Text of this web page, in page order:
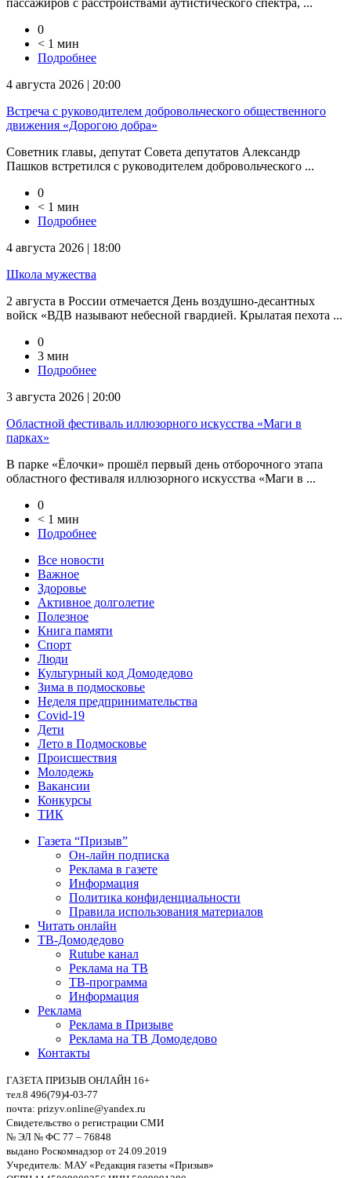
пассажиров с расстройствами аутистического спектра, ...
0
< 1 мин
Подробнее
4 августа 2026 | 20:00
Встреча с руководителем добровольческого общественного
движения «Дорогою добра»
Советник главы, депутат Совета депутатов Александр
Пашков встретился с руководителем добровольческого ...
0
< 1 мин
Подробнее
4 августа 2026 | 18:00
Школа мужества
2 августа в России отмечается День воздушно-десантных
войск «ВДВ называют небесной гвардией. Крылатая пехота ...
0
3 мин
Подробнее
3 августа 2026 | 20:00
Областной фестиваль иллюзорного искусства «Маги в
парках»
В парке «Ёлочки» прошёл первый день отборочного этапа
областного фестиваля иллюзорного искусства «Маги в ...
0
< 1 мин
Подробнее
Все новости
Важное
Здоровье
Активное долголетие
Полезное
Книга памяти
Спорт
Люди
Культурный код Домодедово
Зима в подмосковье
Неделя предпринимательства
Covid-19
Дети
Лето в Подмосковье
Происшествия
Молодежь
Вакансии
Конкурсы
ТИК
Газета “Призыв”
Он-лайн подписка
Реклама в газете
Информация
Политика конфиденциальности
Правила использования материалов
Читать онлайн
ТВ-Домодедово
Rutube канал
Реклама на ТВ
ТВ-программа
Информация
Реклама
Реклама в Призыве
Реклама на ТВ Домодедово
Контакты
ГАЗЕТА ПРИЗЫВ ОНЛАЙН 16+
тел.8 496(79)4-03-77
почта: prizyv.online@yandex.ru
Свидетельство о регистрации СМИ
№ ЭЛ № ФС 77 – 76848
выдано Роскомнадзор от 24.09.2019
Учредитель: МАУ «Редакция газеты «Призыв»